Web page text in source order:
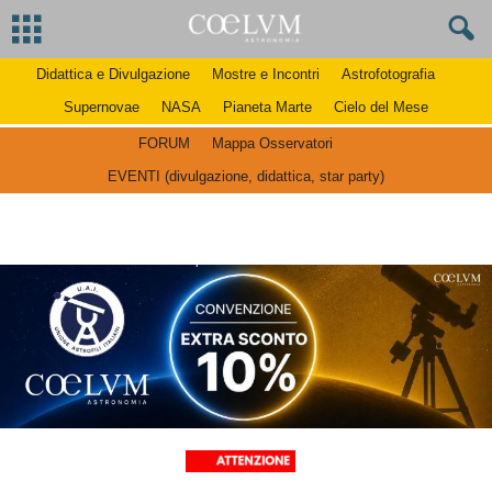
Didattica e Divulgazione Mostre e Incontri
Astrofotografia
Supernovae
NASA Pianeta Marte Cielo del Mese
FORUM
Mappa Osservatori
EVENTI (divulgazione, didattica, star party)